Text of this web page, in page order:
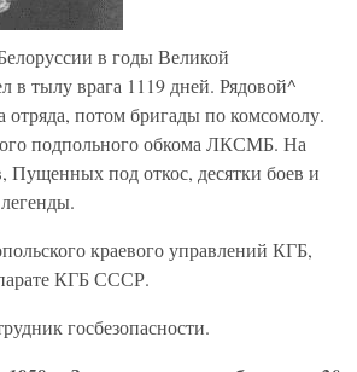
в годы Великой
в тылу врага 1119 дней. Рядовой^
потом бригады по комсомолу.
подпольного обкома ЛКСМБ. На
Пущенных под откос, десятки боев и
краевого управлений КГБ,
КГБ СССР.
госбезопасности.